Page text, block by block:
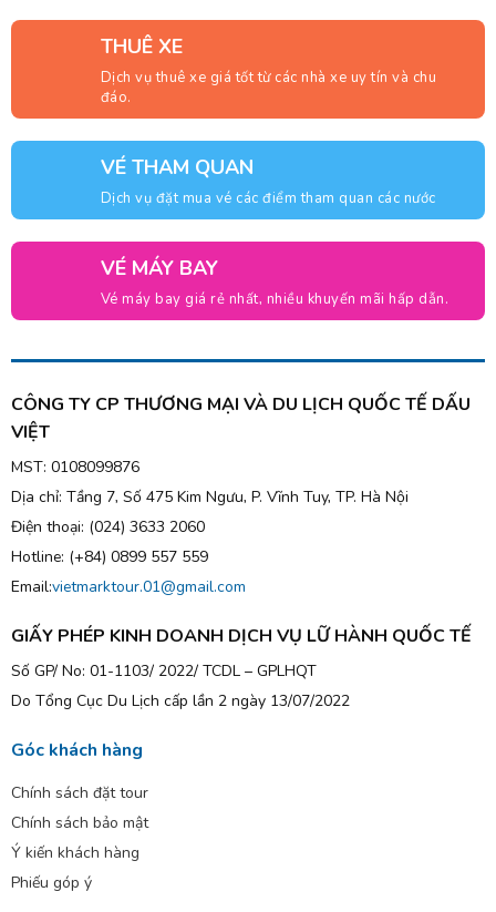
THUÊ XE
Dịch vụ thuê xe giá tốt từ các nhà xe uy tín và chu
đáo.
VÉ THAM QUAN
Dịch vụ đặt mua vé các điểm tham quan các nước
VÉ MÁY BAY
Vé máy bay giá rẻ nhất, nhiều khuyến mãi hấp dẫn.
CÔNG TY CP THƯƠNG MẠI VÀ DU LỊCH QUỐC TẾ DẤU
VIỆT
MST: 0108099876
Dịa chỉ: Tầng 7, Số 475 Kim Ngưu, P. Vĩnh Tuy, TP. Hà Nội
Điện thoại: (024) 3633 2060
Hotline: (+84) 0899 557 559
Email:vietmarktour.01@gmail.com
GIẤY PHÉP KINH DOANH DỊCH VỤ LỮ HÀNH QUỐC TẾ
Số GP/ No: 01-1103/ 2022/ TCDL – GPLHQT
Do Tổng Cục Du Lịch cấp lần 2 ngày 13/07/2022
Góc khách hàng
Chính sách đặt tour
Chính sách bảo mật
Ý kiến khách hàng
Phiếu góp ý